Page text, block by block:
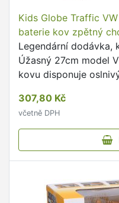
Kids Globe Traffic
baterie kov zpětný
Legendární dodávka,
Úžasný 27cm model
kovu disponuje
307,80 Kč
včetně DPH